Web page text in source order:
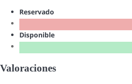
Reservado
Disponible
Valoraciones